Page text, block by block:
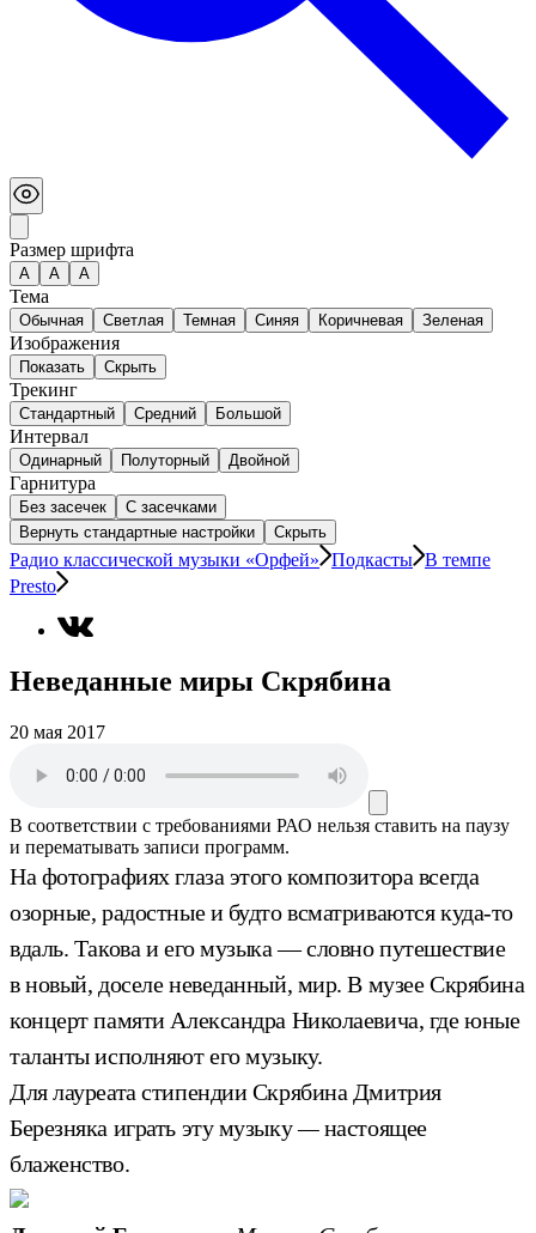
Размер шрифта
А A A
Тема
Обычная Светлая Темная Синяя Коричневая Зеленая
Изображения
Показать Скрыть
Трекинг
Стандартный Средний Большой
Интервал
Одинарный Полуторный Двойной
Гарнитура
Без засечек
С засечками
Вернуть стандартные настройки
Скрыть
Радио классической музыки «Орфей» Подкасты В темпе
Presto
Неведанные миры Скрябина
20 мая 2017
В соответствии с требованиями РАО нельзя ставить на паузу
и перематывать записи программ.
На фотографиях глаза этого композитора всегда
озорные, радостные и будто всматриваются куда-то
вдаль. Такова и его музыка — словно путешествие
в новый, доселе неведанный, мир. В музее Скрябина
концерт памяти Александра Николаевича, где юные
таланты исполняют его музыку.
Для лауреата стипендии Скрябина Дмитрия
Березняка играть эту музыку—настоящее
блаженство.